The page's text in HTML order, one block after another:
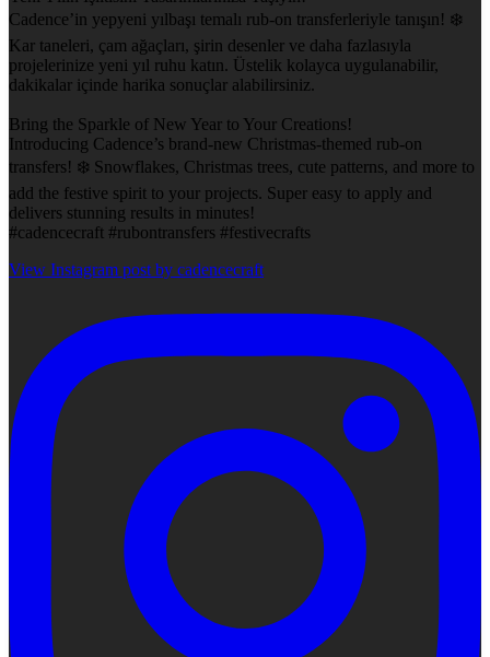
Cadence’in yepyeni yılbaşı temalı rub-on transferleriyle tanışın! ❄️
Kar taneleri, çam ağaçları, şirin desenler ve daha fazlasıyla
projelerinize yeni yıl ruhu katın. Üstelik kolayca uygulanabilir,
dakikalar içinde harika sonuçlar alabilirsiniz.
Bring the Sparkle of New Year to Your Creations!
Introducing Cadence’s brand-new Christmas-themed rub-on
transfers! ❄️ Snowflakes, Christmas trees, cute patterns, and more to
add the festive spirit to your projects. Super easy to apply and
delivers stunning results in minutes!
#cadencecraft #rubontransfers #festivecrafts
View Instagram post by cadencecraft